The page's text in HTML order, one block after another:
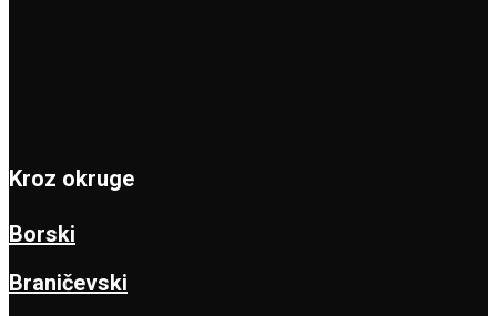
Kroz okruge
Borski
Braničevski